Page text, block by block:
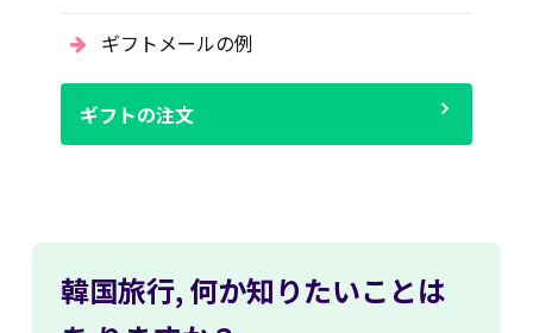
ギフトメールの例
ギフトの注文
韓国旅行, 何か知りたいことは